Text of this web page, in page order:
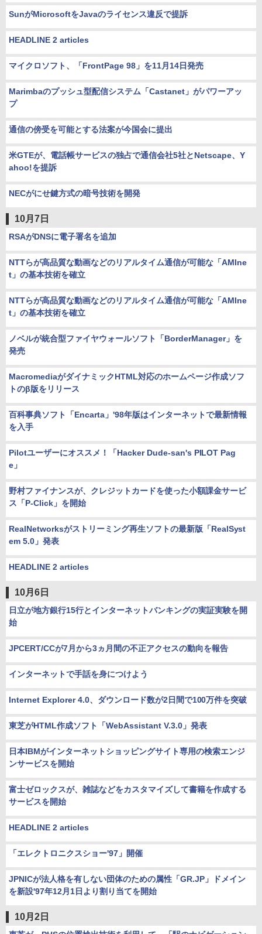
SunがMicrosoftをJavaのライセンス違反で提訴
HEADLINE 2 articles
マイクロソフト、「FrontPage 98」を11月14日発売
Marimbaのプッシュ型配信システム「Castanet」がパワーアッ
プ
通信の傍受を可能とする法案が今国会に提出
米GTEが、電話帳サービスの独占で通信会社5社とNetscape、Y
ahoo!を提訴
NECがにせ鍵方式の暗号技術を開発
10月7日
RSAがDNSに電子署名を追加
NTTらが高品質な動画などのリアルタイム通信が可能な「AMIne
t」の基本技術を確立
NTTらが高品質な動画などのリアルタイム通信が可能な「AMIne
t」の基本技術を確立
ノベルが統合型ファイヤウォールソフト「BorderManager」を
発売
MacromediaがダイナミックHTML対応のホームページ作成ソフ
トのβ版をリリース
百科事典ソフト「Encarta」'98年版はインターネットで最新情報
を入手
Pilotユーザーにオススメ！「Hacker Dude-san's PILOT Pag
e」
野村ファイナンスが、クレジットカードを使った小額課金サービ
ス「P-Click」を開始
RealNetworksがストリーミング再生ソフトの最新版「RealSyst
em 5.0」発表
HEADLINE 2 articles
10月6日
日立が地方銀行15行とインターネットバンキングの実証実験を開
始
JPCERT/CCが7月から3ヵ月間の不正アクセスの動向を報告
インターネットで手話を身につけよう
Internet Explorer 4.0、ダウンロード数が2日間で100万件を突破
東芝がHTML作成ソフト「WebAssistant V.3.0」発表
日本IBMがインターネットショッピングサイト専用の検索エンジ
ンサービスを開始
富士ゼロックスが、雑誌などをカスタマイズして書籍を作成する
サービスを開始
HEADLINE 2 articles
「エレクトロニクスショー'97」開催
JPNICが法人格を有しない団体のための属性「GR.JP」ドメイン
を新設'97年12月1日より割り当てを開始
10月2日